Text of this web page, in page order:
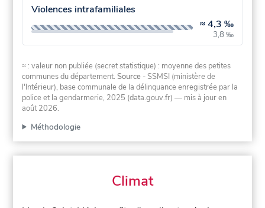
Violences intrafamiliales
≈4,3 ‰
3,8 ‰
≈ : valeur non publiée (secret statistique) : moyenne des petites
communes du département.Source - SSMSI (ministère de
l'Intérieur), base communale de la délinquance enregistrée par la
police et la gendarmerie, 2025 (data.gouv.fr) — mis à jour en
août 2026.
Méthodologie
Climat